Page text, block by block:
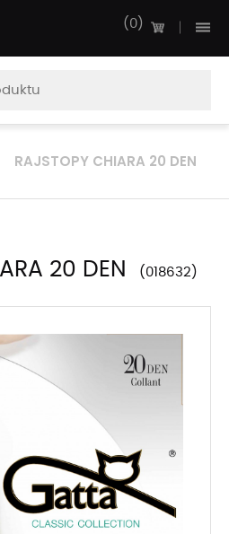
0
RAJSTOPY CHIARA 20 DEN
20 DEN 018632